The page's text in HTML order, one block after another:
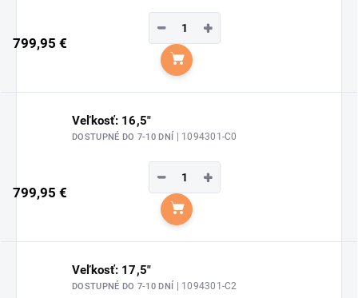
799,95 €
+
−
Do košíka
Veľkosť: 16,5"
DOSTUPNÉ DO 7-10 DNÍ | 1094301-C0
799,95 €
+
−
Do košíka
Veľkosť: 17,5"
DOSTUPNÉ DO 7-10 DNÍ | 1094301-C2